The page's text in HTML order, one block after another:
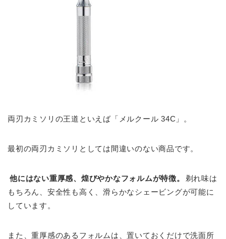
両刃カミソリの王道といえば「メルクール 34C」。
最初の両刃カミソリとしては間違いのない商品です。
他にはない重厚感、煌びやかなフォルムが特徴。
剃れ味は
もちろん、安全性も高く、滑らかなシェービングが可能に
しています。
また、重厚感のあるフォルムは、置いておくだけで洗面所